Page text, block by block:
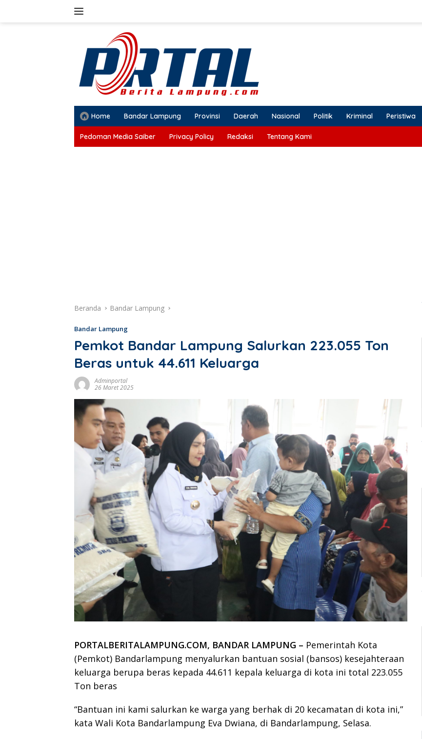
Home Bandar Lampung Provinsi Daerah Nasional Politik Kriminal Peristiwa
Pedoman Media Saiber Privacy Policy Redaksi Tentang Kami
Beranda Bandar Lampung
Bandar Lampung
Pemkot Bandar Lampung Salurkan 223.055 Ton
Beras untuk 44.611 Keluarga
Adminportal
26 Maret 2025
PORTALBERITALAMPUNG.COM, BANDAR LAMPUNG – Pemerintah Kota
(Pemkot) Bandarlampung menyalurkan bantuan sosial (bansos) kesejahteraan
keluarga berupa beras kepada 44.611 kepala keluarga di kota ini total 223.055
Ton beras
“Bantuan ini kami salurkan ke warga yang berhak di 20 kecamatan di kota ini,”
kata Wali Kota Bandarlampung Eva Dwiana, di Bandarlampung, Selasa.